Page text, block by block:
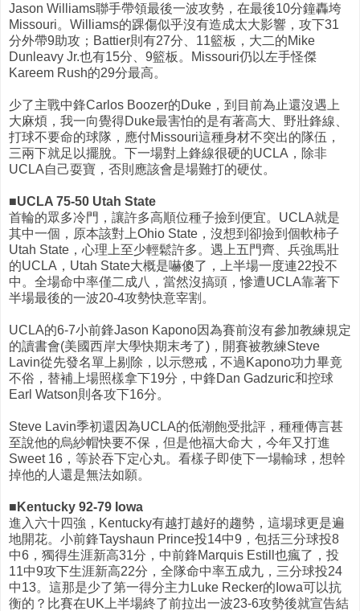
Jason Williams聯手帶領最後一波攻勢，在最後10分鐘轟垮
Missouri。Williams的踝傷似乎沒有造成太大影響，攻下31
分外帶9助攻；Battier則有27分、11籃板，大二的Mike
Dunleavy Jr.也有15分、9籃板。Missouri仍以左手怪傑
Kareem Rush的29分最高。
少了主戰中鋒Carlos Boozer的Duke，到目前為止還沒遇上
大麻煩，我一向覺得Duke最害怕的是有著高大、野壯鋒線、
打球不要命的球隊，應付Missouri這種身材不突出的隊伍，
三兩下就足以擺脫。下一場對上鋒線很硬的UCLA，除非
UCLA自己耍寶，否則應該會是場難打的硬仗。
■UCLA 75-50 Utah State
首輪的眾多冷門，讓許多高順位種子撿到便宜。UCLA就是
其中一個，原本該對上Ohio State，沒想到卻撿到個軟柿子
Utah State，心理上至少輕鬆許多。遇上五門齊、兵強馬壯
的UCLA，Utah State大概是嚇傻了，上半場一度連22投不
中。全場命中率僅二成八，當然沒搞頭，慘遭UCLA靠著下
半場最後的一波20-4攻勢快意宰割。
UCLA的6-7小前鋒Jason Kapono因為賽前沒有參加教練規定
的讀書會(美國西岸大學快期末考了)，開賽被教練Steve
Lavin從先發名單上剔除，以示懲戒，不過Kapono功力畢竟
不俗，替補上場照樣拿下19分，中鋒Dan Gadzuric和控球
Earl Watson則各攻下16分。
Steve Lavin季初還因為UCLA的低潮飽受批評，種種傳言甚
至說他的烏紗帽快要不保，但是他福大命大，今年又打進
Sweet 16，等於吞下定心丸。看樣子即使下一場輸球，想幹
掉他的人還是無法如願。
■Kentucky 92-79 Iowa
進入六十四強，Kentucky有越打越好的趨勢，這場球更是遍
地開花。小前鋒Tayshaun Prince投14中9，包括三分球投8
中6，獨得生涯新高31分，中前鋒Marquis Estill也瘋了，投
11中9攻下生涯新高22分，全隊命中率五成九，三分球投24
中13。這那是少了第一得分主力Luke Recker的Iowa可以抗
衡的？比賽在UK上半場終了前拉出一波23-6攻勢後就宣告結